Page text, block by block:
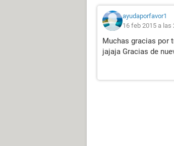
ayudaporfavor1
16 feb 2015 a las
Muchas gracias por
jajaja Gracias de